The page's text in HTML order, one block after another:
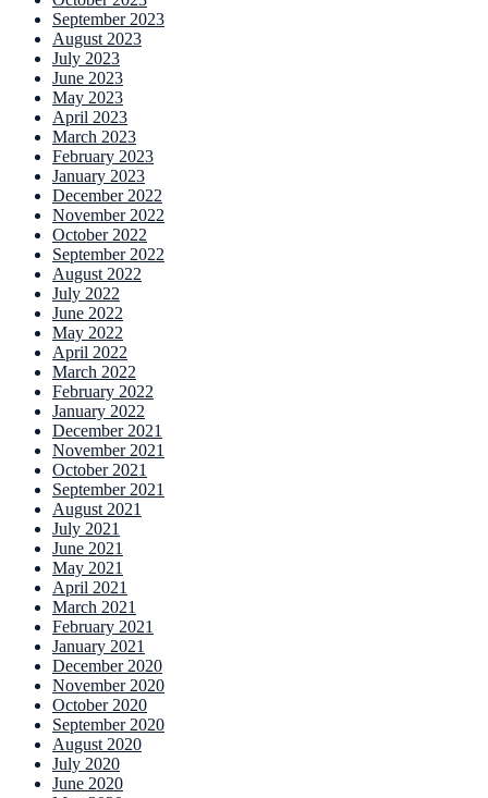
September 2023
August 2023
July 2023
June 2023
May 2023
April 2023
March 2023
February 2023
January 2023
December 2022
November 2022
October 2022
September 2022
August 2022
July 2022
June 2022
May 2022
April 2022
March 2022
February 2022
January 2022
December 2021
November 2021
October 2021
September 2021
August 2021
July 2021
June 2021
May 2021
April 2021
March 2021
February 2021
January 2021
December 2020
November 2020
October 2020
September 2020
August 2020
July 2020
June 2020